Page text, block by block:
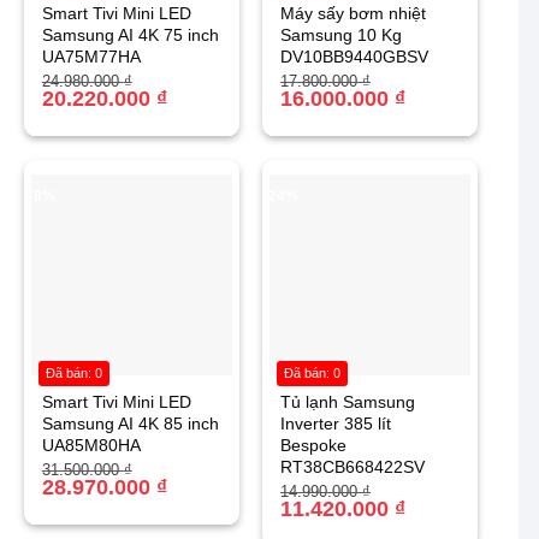
Smart Tivi Mini LED
Samsung AI 4K 75 inch
UA75M77HA
24.980.000₫
Giá
gốc
20.220.000 ₫
Giá
hiện
20.220.000 ₫.
Máy sấy bơm nhiệt
Samsung 10 Kg
DV10BB9440GBSV
17.800.000₫
Giá
gốc
16.000.000 ₫
Giá
hiện
16.000.000 ₫.
Smart Tivi Mini LED
Samsung AI 4K 85 inch
UA85M80HA
31.500.000₫
Giá
gốc
28.970.000 ₫
Giá
hiện
Đã bán: 0
Tủ lạnh Samsung
Inverter 385 lít
Bespoke
RT38CB668422SV
14.990.000₫
Giá
gốc
11.420.000 ₫
Giá
hiện
Đã bán: 0